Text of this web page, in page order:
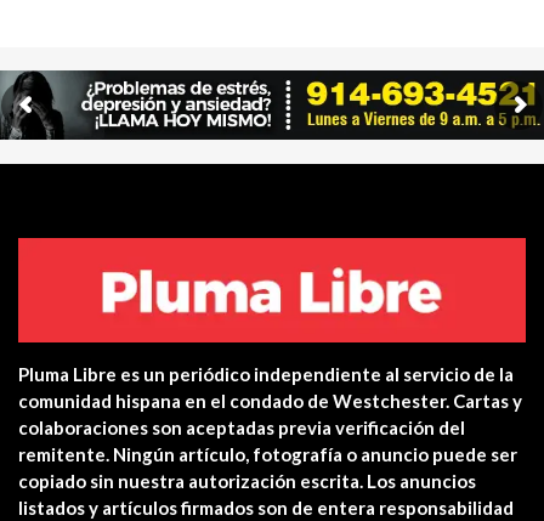
VIDEO: Police apprehend three
teen who burglarized…
Yonkers PD Commissioner
encourages Hispanic…
Estreno en cines: The Unholy (Ten
cuidado a quién…
CUIDADO CON LAS ESTAFAS DE
VACUNAS COVID EN…
Pluma Libre es un periódico independiente al servicio de la
comunidad hispana en el condado de Westchester. Cartas y
colaboraciones son aceptadas previa verificación del
remitente. Ningún artículo, fotografía o anuncio puede ser
copiado sin nuestra autorización escrita. Los anuncios
listados y artículos firmados son de entera responsabilidad